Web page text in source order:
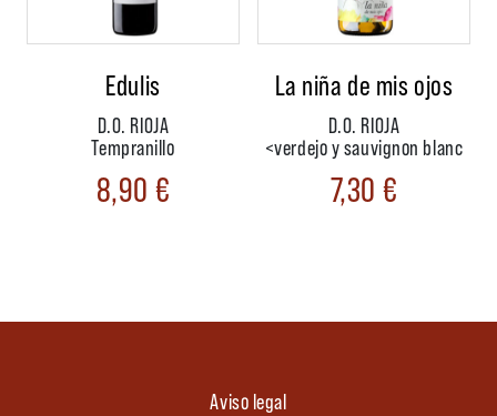
Edulis
D.O. RIOJA
Tempranillo
8,90 €
La niña de mis ojos
D.O. RIOJA
<verdejo y sauvignon blanc
7,30 €
Aviso legal